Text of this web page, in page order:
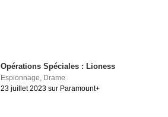
Opérations Spéciales : Lioness
Espionnage, Drame
23 juillet 2023 sur Paramount+